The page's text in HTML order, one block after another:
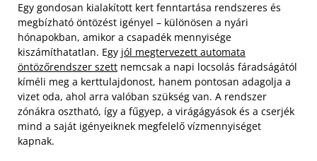
Egy gondosan kialakított kert fenntartása rendszeres és
megbízható öntözést igényel – különösen a nyári
hónapokban, amikor a csapadék mennyisége
kiszámíthatatlan. Egy jól megtervezett automata
öntözőrendszer szett nemcsak a napi locsolás fáradságától
kíméli meg a kerttulajdonost, hanem pontosan adagolja a
vizet oda, ahol arra valóban szükség van. A rendszer
zónákra osztható, így a fűgyep, a virágágyások és a cserjék
mind a saját igényeiknek megfelelő vízmennyiséget
kapnak.